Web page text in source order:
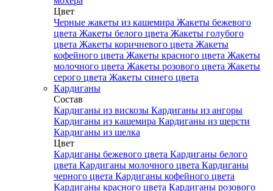
Цвет
Черные жакеты из кашемира Жакеты бежевого
цвета Жакеты белого цвета Жакеты голубого
цвета Жакеты коричневого цвета Жакеты
кофейного цвета Жакеты красного цвета Жакеты
молочного цвета Жакеты розового цвета Жакеты
серого цвета Жакеты синего цвета
Кардиганы
Состав
Кардиганы из вискозы Кардиганы из ангоры
Кардиганы из кашемира Кардиганы из шерсти
Кардиганы из шелка
Цвет
Кардиганы бежевого цвета Кардиганы белого
цвета Кардиганы молочного цвета Кардиганы
черного цвета Кардиганы кофейного цвета
Кардиганы красного цвета Кардиганы розового